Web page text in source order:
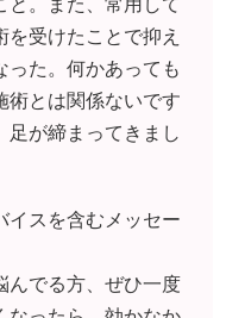
スを含むメッセー
んでる方、ぜひ一度
ったら、効かなか
くなったら服用する
ました。
ようで、それがかな
で解決するより安心